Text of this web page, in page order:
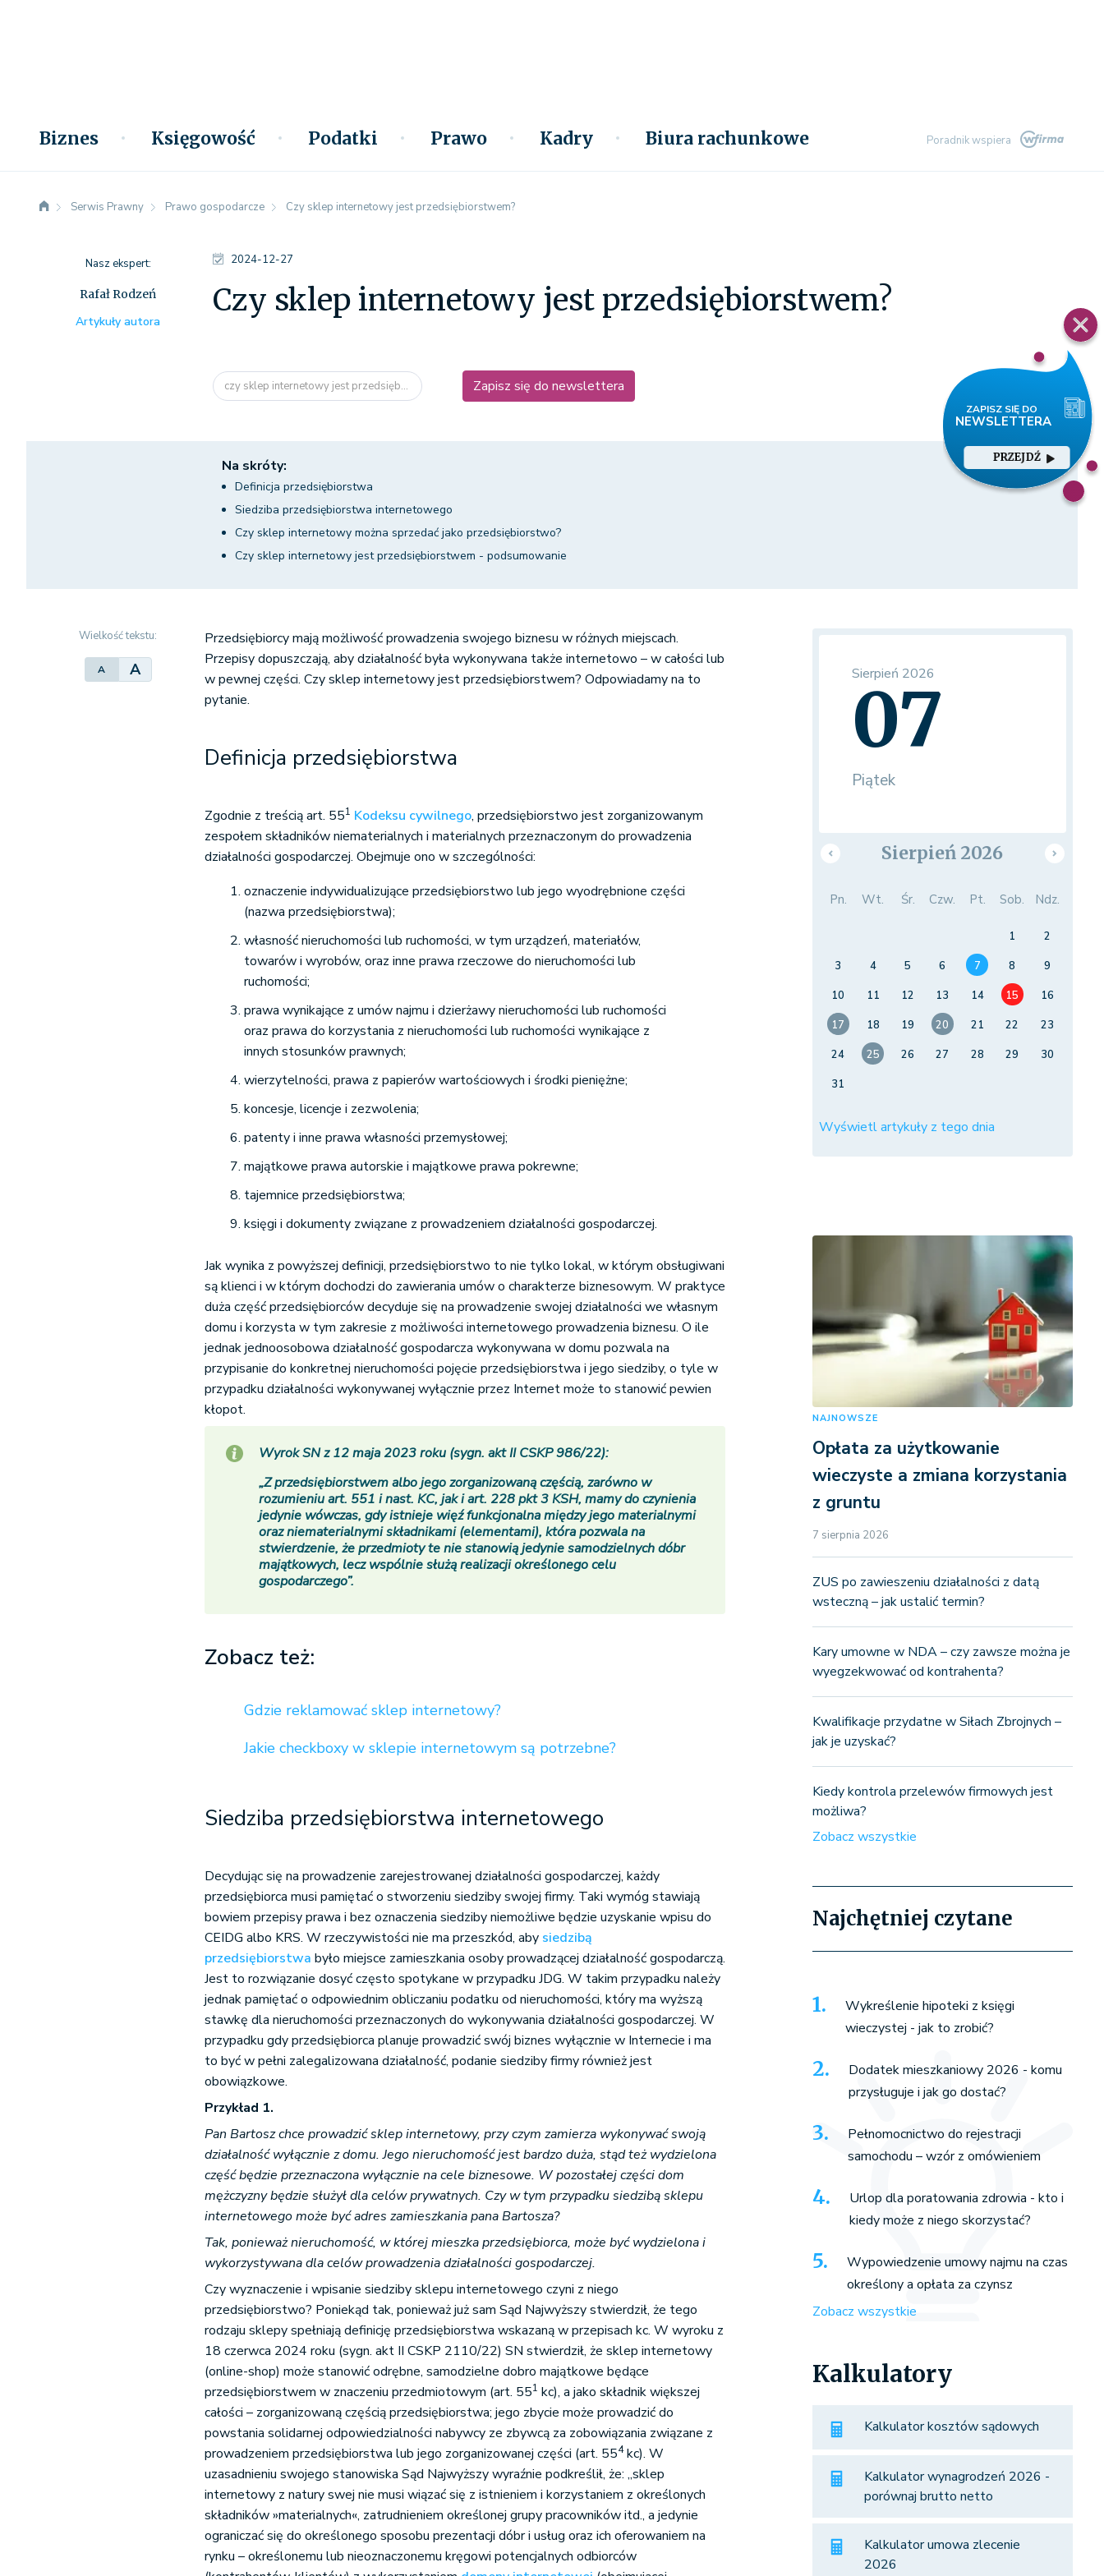
Biznes Księgowość Podatki Prawo Kadry Biura rachunkowe Poradnik wspiera
PRZEJDŹ
Serwis Prawny Prawo gospodarcze Czy sklep internetowy jest przedsiębiorstwem?
2024-12-27
Czy sklep internetowy jest przedsiębiorstwem?
czy sklep internetowy jest przedsięb... Zapisz się do newslettera
Nasz ekspert:
Rafał Rodzeń
Artykuły autora
Na skróty:
Definicja przedsiębiorstwa
Siedziba przedsiębiorstwa internetowego
Czy sklep internetowy można sprzedać jako przedsiębiorstwo?
Czy sklep internetowy jest przedsiębiorstwem - podsumowanie
Wielkość tekstu:
A A
Przedsiębiorcy mają możliwość prowadzenia swojego biznesu w różnych miejscach.
Przepisy dopuszczają, aby działalność była wykonywana także internetowo – w całości lub
w pewnej części. Czy sklep internetowy jest przedsiębiorstwem? Odpowiadamy na to
pytanie.
Definicja przedsiębiorstwa
Zgodnie z treścią art. 551 Kodeksu cywilnego, przedsiębiorstwo jest zorganizowanym
zespołem składników niematerialnych i materialnych przeznaczonym do prowadzenia
działalności gospodarczej. Obejmuje ono w szczególności:
oznaczenie indywidualizujące przedsiębiorstwo lub jego wyodrębnione części
(nazwa przedsiębiorstwa);
własność nieruchomości lub ruchomości, w tym urządzeń, materiałów,
towarów i wyrobów, oraz inne prawa rzeczowe do nieruchomości lub
ruchomości;
prawa wynikające z umów najmu i dzierżawy nieruchomości lub ruchomości
oraz prawa do korzystania z nieruchomości lub ruchomości wynikające z
innych stosunków prawnych;
wierzytelności, prawa z papierów wartościowych i środki pieniężne;
koncesje, licencje i zezwolenia;
patenty i inne prawa własności przemysłowej;
majątkowe prawa autorskie i majątkowe prawa pokrewne;
tajemnice przedsiębiorstwa;
księgi i dokumenty związane z prowadzeniem działalności gospodarczej.
Jak wynika z powyższej definicji, przedsiębiorstwo to nie tylko lokal, w którym obsługiwani
są klienci i w którym dochodzi do zawierania umów o charakterze biznesowym. W praktyce
duża część przedsiębiorców decyduje się na prowadzenie swojej działalności we własnym
domu i korzysta w tym zakresie z możliwości internetowego prowadzenia biznesu. O ile
jednak jednoosobowa działalność gospodarcza wykonywana w domu pozwala na
przypisanie do konkretnej nieruchomości pojęcie przedsiębiorstwa i jego siedziby, o tyle w
przypadku działalności wykonywanej wyłącznie przez Internet może to stanowić pewien
kłopot.
Wyrok SN z 12 maja 2023 roku (sygn. akt II CSKP 986/22):
„Z przedsiębiorstwem albo jego zorganizowaną częścią, zarówno w
rozumieniu art. 551 i nast. KC, jak i art. 228 pkt 3 KSH, mamy do czynienia
jedynie wówczas, gdy istnieje więź funkcjonalna między jego materialnymi
oraz niematerialnymi składnikami (elementami), która pozwala na
stwierdzenie, że przedmioty te nie stanowią jedynie samodzielnych dóbr
majątkowych, lecz wspólnie służą realizacji określonego celu
gospodarczego”.
Zobacz też:
Gdzie reklamować sklep internetowy?
Jakie checkboxy w sklepie internetowym są potrzebne?
Siedziba przedsiębiorstwa internetowego
Decydując się na prowadzenie zarejestrowanej działalności gospodarczej, każdy
przedsiębiorca musi pamiętać o stworzeniu siedziby swojej firmy. Taki wymóg stawiają
bowiem przepisy prawa i bez oznaczenia siedziby niemożliwe będzie uzyskanie wpisu do
CEIDG albo KRS. W rzeczywistości nie ma przeszkód, aby siedzibą
przedsiębiorstwa było miejsce zamieszkania osoby prowadzącej działalność gospodarczą.
Jest to rozwiązanie dosyć często spotykane w przypadku JDG. W takim przypadku należy
jednak pamiętać o odpowiednim obliczaniu podatku od nieruchomości, który ma wyższą
stawkę dla nieruchomości przeznaczonych do wykonywania działalności gospodarczej. W
przypadku gdy przedsiębiorca planuje prowadzić swój biznes wyłącznie w Internecie i ma
to być w pełni zalegalizowana działalność, podanie siedziby firmy również jest
obowiązkowe.
Przykład 1.
Pan Bartosz chce prowadzić sklep internetowy, przy czym zamierza wykonywać swoją
działalność wyłącznie z domu. Jego nieruchomość jest bardzo duża, stąd też wydzielona
część będzie przeznaczona wyłącznie na cele biznesowe. W pozostałej części dom
mężczyzny będzie służył dla celów prywatnych. Czy w tym przypadku siedzibą sklepu
internetowego może być adres zamieszkania pana Bartosza?
Tak, ponieważ nieruchomość, w której mieszka przedsiębiorca, może być wydzielona i
wykorzystywana dla celów prowadzenia działalności gospodarczej.
Czy wyznaczenie i wpisanie siedziby sklepu internetowego czyni z niego
przedsiębiorstwo? Poniekąd tak, ponieważ już sam Sąd Najwyższy stwierdził, że tego
rodzaju sklepy spełniają definicję przedsiębiorstwa wskazaną w przepisach kc. W wyroku z
18 czerwca 2024 roku (sygn. akt II CSKP 2110/22) SN stwierdził, że sklep internetowy
(online-shop) może stanowić odrębne, samodzielne dobro majątkowe będące
przedsiębiorstwem w znaczeniu przedmiotowym (art. 551 kc), a jako składnik większej
całości – zorganizowaną częścią przedsiębiorstwa; jego zbycie może prowadzić do
powstania solidarnej odpowiedzialności nabywcy ze zbywcą za zobowiązania związane z
prowadzeniem przedsiębiorstwa lub jego zorganizowanej części (art. 554kc). W
uzasadnieniu swojego stanowiska Sąd Najwyższy wyraźnie podkreślił, że: „sklep
internetowy z natury swej nie musi wiązać się z istnieniem i korzystaniem z określonych
składników »materialnych«, zatrudnieniem określonej grupy pracowników itd., a jedynie
ograniczać się do określonego sposobu prezentacji dóbr i usług oraz ich oferowaniem na
rynku – określonemu lub nieoznaczonemu kręgowi potencjalnych odbiorców
Sierpień 2026
07
Piątek
Sierpień 2026
Pn. Wt. Śr. Czw. Pt. Sob. Ndz.
1
2
3
4 5 6 7 8
9
10
11 12 13 14 15
16
17
18 19 20 21 22
23
24
25 26 27 28 29
30
31
Wyświetl artykuły z tego dnia
NAJNOWSZE
Opłata za użytkowanie
wieczyste a zmiana korzystania
z gruntu
7 sierpnia 2026
ZUS po zawieszeniu działalności z datą
wsteczną – jak ustalić termin?
Kary umowne w NDA – czy zawsze można je
wyegzekwować od kontrahenta?
Kwalifikacje przydatne w Siłach Zbrojnych –
jak je uzyskać?
Kiedy kontrola przelewów firmowych jest
możliwa?
Zobacz wszystkie
Najchętniej czytane
Wykreślenie hipoteki z księgi
wieczystej - jak to zrobić?
Dodatek mieszkaniowy 2026 - komu
przysługuje i jak go dostać?
Pełnomocnictwo do rejestracji
samochodu – wzór z omówieniem
Urlop dla poratowania zdrowia - kto i
kiedy może z niego skorzystać?
Wypowiedzenie umowy najmu na czas
określony a opłata za czynsz
Zobacz wszystkie
Kalkulatory
Kalkulator kosztów sądowych
Kalkulator wynagrodzeń 2026 -
porównaj brutto netto
Kalkulator umowa zlecenie
2026